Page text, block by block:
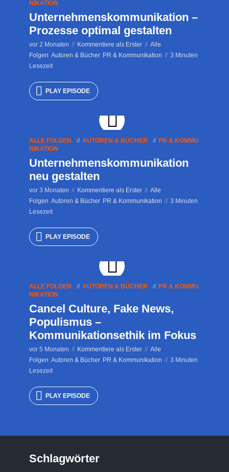
NIKATION
Unternehmenskommunikation –
Prozesse optimal gestalten
vor 2 Monaten Kommentiere als Erster
Alle
Folgen Autoren & Bücher PR & Kommunikation
3 Minuten
Lesezeit
PLAY EPISODE
ALLE FOLGEN AUTOREN & BÜCHER
PR & KOMMU
NIKATION
Unternehmenskommunikation
neu gestalten
vor 3 Monaten Kommentiere als Erster
Alle
Folgen Autoren & Bücher PR & Kommunikation
3 Minuten
Lesezeit
PLAY EPISODE
ALLE FOLGEN AUTOREN & BÜCHER
PR & KOMMU
NIKATION
Cancel Culture, Fake News,
Populismus –
Kommunikationsethik im Fokus
vor 5 Monaten Kommentiere als Erster
Alle
Folgen Autoren & Bücher PR & Kommunikation
3 Minuten
Lesezeit
PLAY EPISODE
Schlagwörter